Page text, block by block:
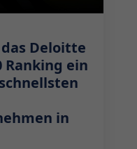
das Deloitte
Ranking ein
in